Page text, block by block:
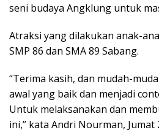
seni budaya Angklung untuk
Atraksi yang dilakukan anak-
SMP 86 dan SMA 89 Sabang.
“Terima kasih, dan mudah-
awal yang baik dan menjadi
Untuk melaksanakan dan
ini,” kata Andri Nourman, Jumat